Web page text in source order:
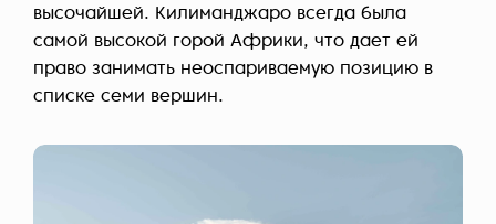
высочайшей. Килиманджаро всегда была
самой высокой горой Африки, что дает ей
право занимать неоспариваемую позицию в
списке семи вершин.